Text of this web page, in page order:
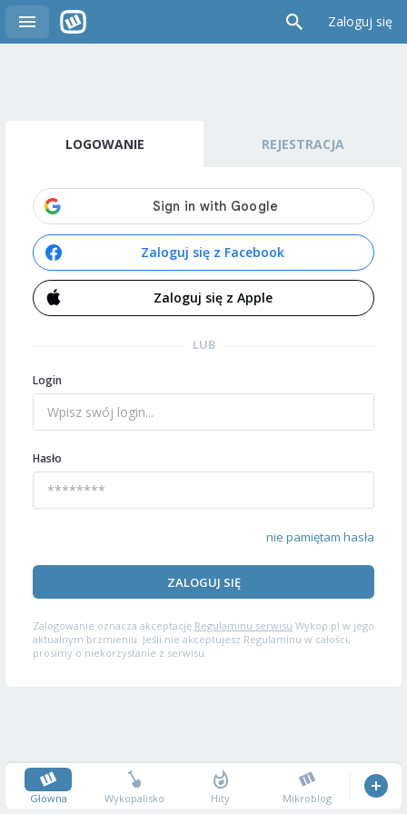
Zaloguj się
LOGOWANIE REJESTRACJA
Zaloguj się z Facebook
Zaloguj się z Apple
LUB
Login
Hasło
nie pamiętam hasła
ZALOGUJ SIĘ
Zalogowanie oznacza akceptację Regulaminu serwisu Wykop.pl w jego
aktualnym brzmieniu. Jeśli nie akceptujesz Regulaminu w całości,
prosimy o niekorzystanie z serwisu.
Główna Wykopalisko Hity Mikroblog